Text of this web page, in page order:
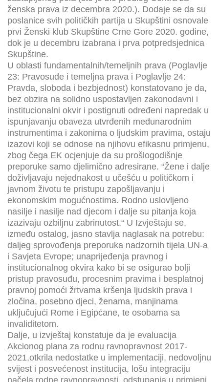
ženska prava iz decembra 2020.). Dodaje se da su
poslanice svih političkih partija u Skupštini osnovale
prvi Ženski klub Skupštine Crne Gore 2020. godine,
dok je u decembru izabrana i prva potpredsjednica
Skupštine.
U oblasti fundamentalnih/temeljnih prava (Poglavlje
23: Pravosuđe i temeljna prava i Poglavlje 24:
Pravda, sloboda i bezbjednost) konstatovano je da,
bez obzira na solidno uspostavljen zakonodavni i
institucionalni okvir i postignuti određeni napredak u
ispunjavanju obaveza utvrđenih međunarodnim
instrumentima i zakonima o ljudskim pravima, ostaju
izazovi koji se odnose na njihovu efikasnu primjenu,
zbog čega EK ocjenjuje da su prošlogodišnje
preporuke samo djelimično adresirane. “Žene i dalje
doživljavaju nejednakost u učešću u političkom i
javnom životu te pristupu zapošljavanju i
ekonomskim mogućnostima. Rodno uslovljeno
nasilje i nasilje nad djecom i dalje su pitanja koja
izazivaju ozbiljnu zabrinutost.“ U Izvještaju se,
između ostalog, jasno stavlja naglasak na potrebu:
daljeg sprovođenja preporuka nadzornih tijela UN-a
i Savjeta Evrope; unaprijeđenja pravnog i
institucionalnog okvira kako bi se osigurao bolji
pristup pravosuđu, procesnim pravima i besplatnoj
pravnoj pomoći žrtvama kršenja ljudskih prava i
zločina, posebno djeci, ženama, manjinama
uključujući Rome i Egipćane, te osobama sa
invaliditetom.
Dalje, u izvještaj konstatuje da je evaluacija
Akcionog plana za rodnu ravnopravnost 2017-
2021,otkrila nedostatke u implementaciji, nedovoljnu
svijest i posvećenost institucija, lošu integraciju
načela rodne ravnopravnosti, odstupanja u primjeni